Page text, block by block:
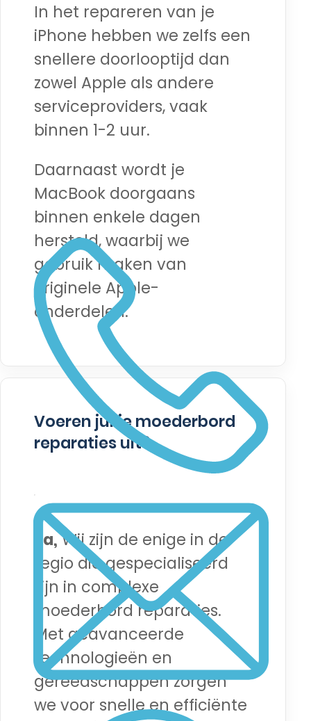
In het repareren van je
iPhone hebben we zelfs een
snellere doorlooptijd dan
zowel Apple als andere
serviceproviders, vaak
binnen 1-2 uur.
Daarnaast wordt je
MacBook doorgaans
binnen enkele dagen
hersteld, waarbij we
gebruik maken van
originele Apple-
onderdelen.
Voeren jullie moederbord
reparaties uit?
Ja,Wij zijn de enige in de
regio die gespecialiseerd
zijn in complexe
moederbord reparaties.
Met geavanceerde
technologieën en
gereedschappen zorgen
we voor snelle en efficiënte